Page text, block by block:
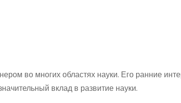
во многих областях науки. Его ранние
вклад в развитие науки.